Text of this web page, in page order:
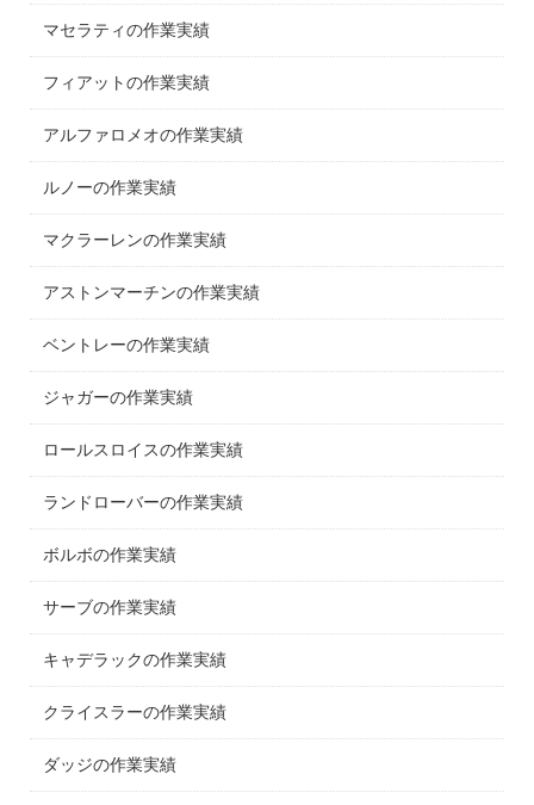
マセラティの作業実績
フィアットの作業実績
アルファロメオの作業実績
ルノーの作業実績
マクラーレンの作業実績
アストンマーチンの作業実績
ベントレーの作業実績
ジャガーの作業実績
ロールスロイスの作業実績
ランドローバーの作業実績
ボルボの作業実績
サーブの作業実績
キャデラックの作業実績
クライスラーの作業実績
ダッジの作業実績